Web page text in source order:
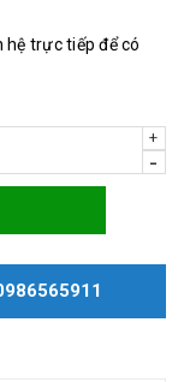
trực tiếp để có
+
-